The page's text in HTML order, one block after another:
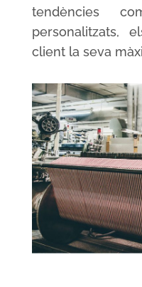
tendències
personalitzats,
client la seva